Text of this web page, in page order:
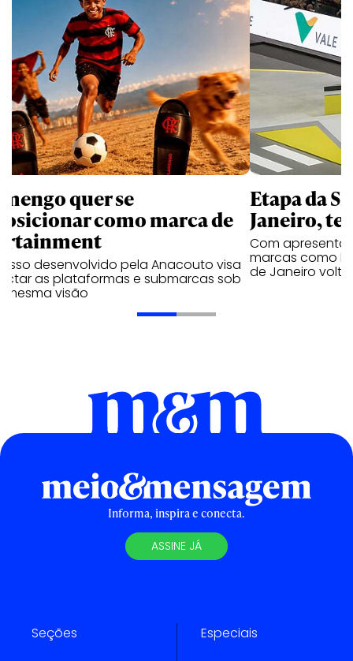
quer se
como marca de
desenvolvido pela Anacouto visa
as plataformas e submarcas sob
mesma visão
Etapa da
Janeiro,
Com
marcas como
de Janeiro
Informa, inspira e conecta.
ASSINE JÁ
Seções Especiais